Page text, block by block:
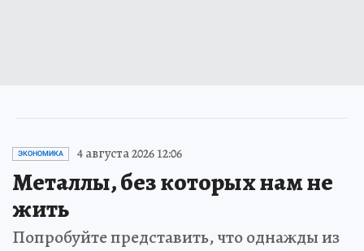
ЭКОНОМИКА 4 августа 2026 12:06
Металлы, без которых нам не
жить
Попробуйте представить, что однажды из